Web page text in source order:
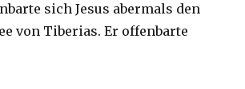
sich Jesus abermals den
von Tiberias. Er offenbarte